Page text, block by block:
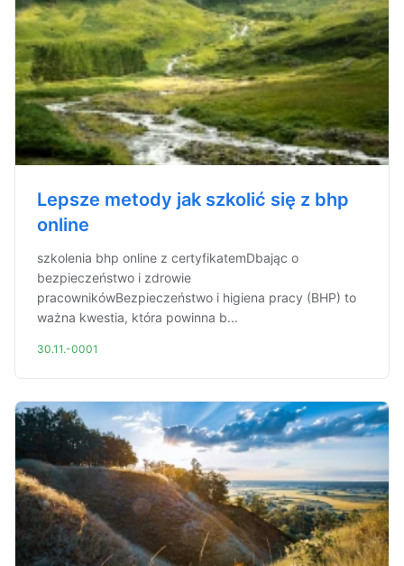
Lepsze metody jak szkolić się z bhp
online
szkolenia bhp online z certyfikatemDbając o
bezpieczeństwo i zdrowie
pracownikówBezpieczeństwo i higiena pracy (BHP) to
ważna kwestia, która powinna b...
30.11.-0001